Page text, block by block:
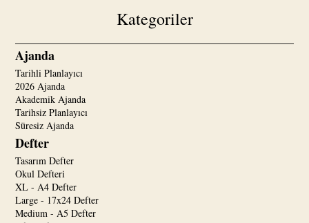
Kategoriler
Ajanda
Tarihli Planlayıcı
2026 Ajanda
Akademik Ajanda
Tarihsiz Planlayıcı
Süresiz Ajanda
Defter
Tasarım Defter
Okul Defteri
XL - A4 Defter
Large - 17x24 Defter
Medium - A5 Defter